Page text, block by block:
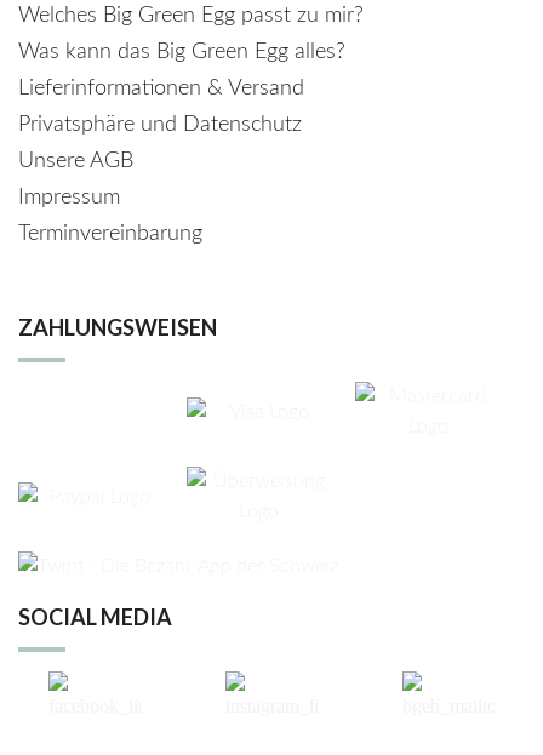
Welches Big Green Egg passt zu mir?
Was kann das Big Green Egg alles?
Lieferinformationen & Versand
Privatsphäre und Datenschutz
Unsere AGB
Impressum
Terminvereinbarung
ZAHLUNGSWEISEN
SOCIAL MEDIA